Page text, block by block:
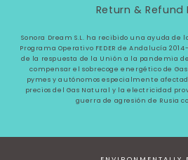
Return & Refund
Sonora Dream S.L. ha recibido una ayuda de
Programa Operativo FEDER de Andalucía
de la respuesta de la Unión a la pandemia de
compensar el sobrecoge energético de
pymes y autónomos especialmente
precios del Gas Natural y la electricidad
guerra de agresión de Rusia